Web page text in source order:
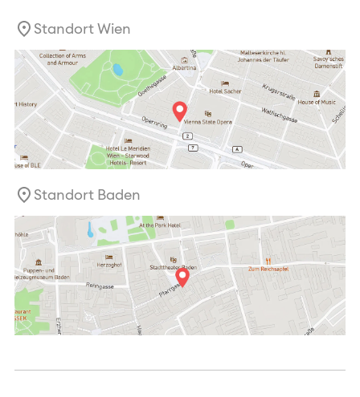
Standort Wien
Standort Baden